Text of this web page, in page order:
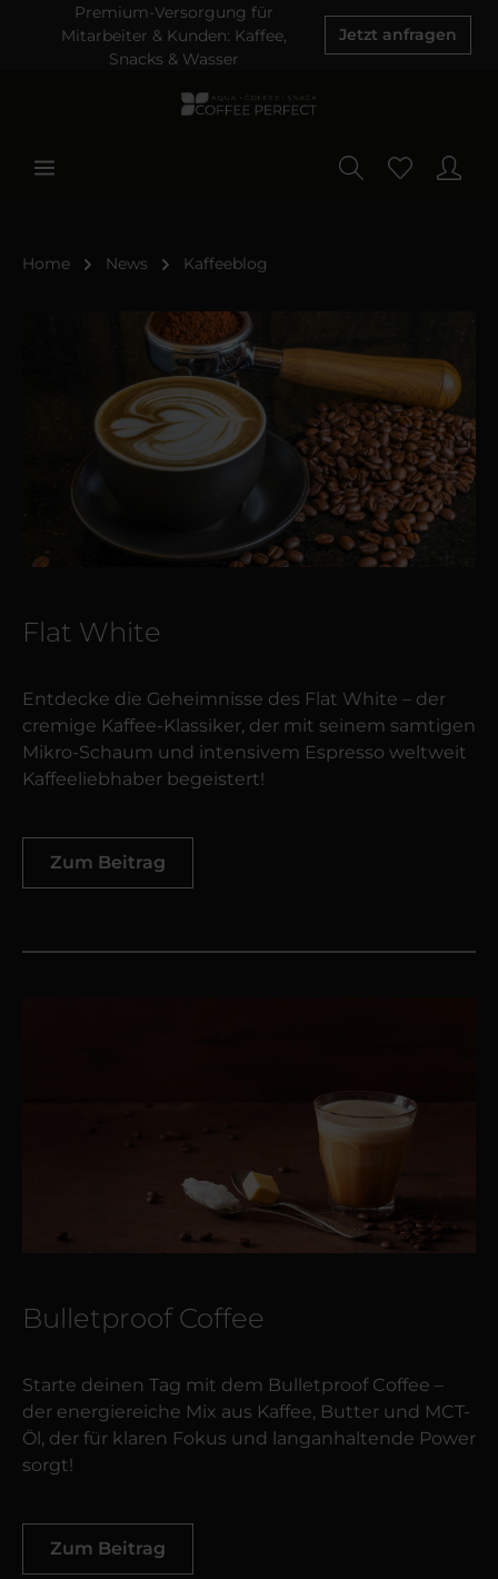
Premium-Versorgung für
Mitarbeiter & Kunden: Kaffee,
Snacks & Wasser
Jetzt anfragen
Home News Kaffeeblog
Flat White
Entdecke die Geheimnisse des Flat White – der
cremige Kaffee-Klassiker, der mit seinem samtigen
Mikro-Schaum und intensivem Espresso weltweit
Kaffeeliebhaber begeistert!
Zum Beitrag
Bulletproof Coffee
Starte deinen Tag mit dem Bulletproof Coffee –
der energiereiche Mix aus Kaffee, Butter und MCT-
Öl, der für klaren Fokus und langanhaltende Power
sorgt!
Zum Beitrag